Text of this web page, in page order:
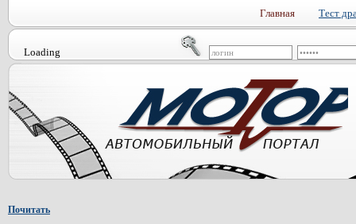
Главная Тест
Loading
Почитать